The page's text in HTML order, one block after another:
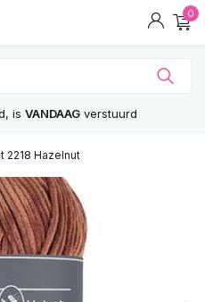
0
is VANDAAGverstuurd
2218 Hazelnut